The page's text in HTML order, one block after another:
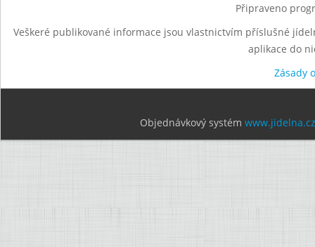
Připraveno
Veškeré publikované informace jsou vlastnictvím příslušné
aplikace do
Zásady
Objednávkový systém www.jidelna.cz